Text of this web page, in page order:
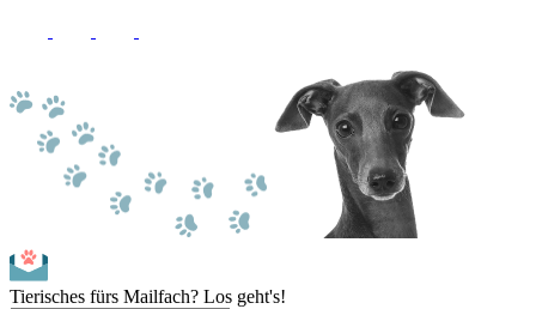
Tierisches fürs Mailfach? Los geht's!